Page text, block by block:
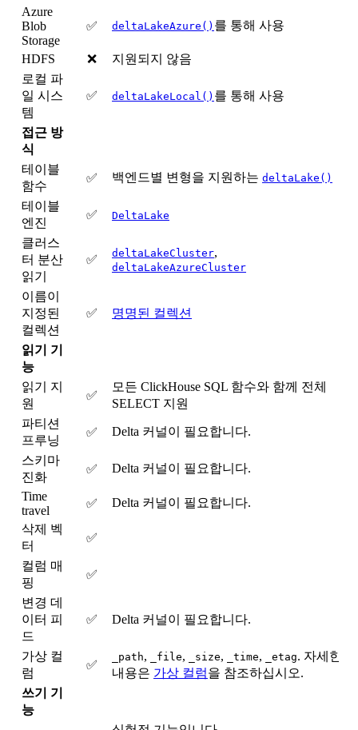
Azure
Blob
Storage
✅ deltaLakeAzure() 를 통해 사용
HDFS ❌
지원되지 않음
로컬 파
일 시스
템
✅ deltaLakeLocal() 를 통해 사용
접근 방
식
테이블
함수
✅ 백엔드별 변형을 지원하는 deltaLake()
테이블
엔진
✅ DeltaLake
클러스
터 분산
읽기
✅ deltaLakeCluster,
deltaLakeAzureCluster
이름이
지정된
컬렉션
✅ 명명된 컬렉션
읽기 기
능
읽기 지
원
✅
모든 ClickHouse SQL 함수와 함께 전체
SELECT 지원
파티션
프루닝
✅ Delta 커널이 필요합니다.
스키마
진화
✅ Delta 커널이 필요합니다.
Time
travel
✅
Delta 커널이 필요합니다.
삭제 벡
터
✅
컬럼 매
핑
✅
변경 데
이터 피
드
✅ Delta 커널이 필요합니다.
가상 컬
럼
✅
_path, _file, _size, _time, _etag. 자세한
내용은 가상 컬럼을 참조하십시오.
쓰기 기
능